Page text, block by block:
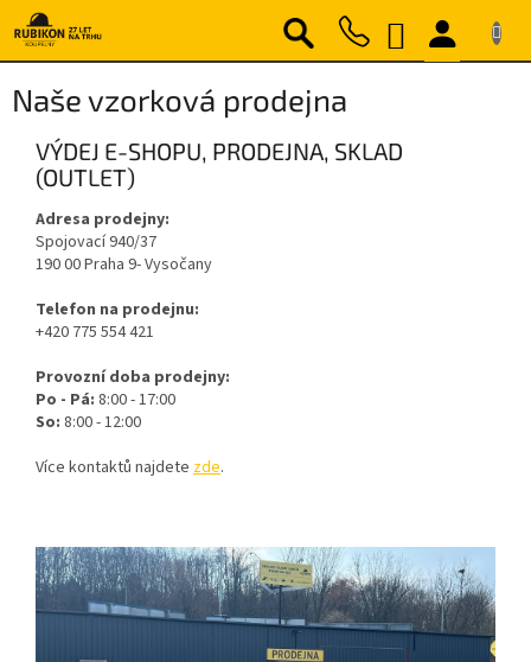
Přejít
na
obsah
NÁKUPNÍ
KOŠÍK
Naše vzorková prodejna
VÝDEJ E-SHOPU, PRODEJNA, SKLAD
(OUTLET)
Adresa prodejny:
Spojovací 940/37
190 00 Praha 9- Vysočany
Telefon na prodejnu:
+420 775 554 421
Provozní doba prodejny:
Po - Pá: 8:00 - 17:00
So: 8:00 - 12:00
Více kontaktů najdete zde.